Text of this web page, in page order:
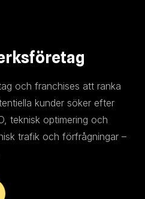
och franchises att ranka
kunder söker efter
teknisk optimering och
trafik och förfrågningar –